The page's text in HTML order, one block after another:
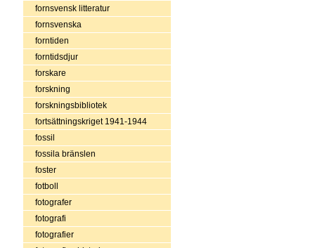
fornsvensk litteratur
fornsvenska
forntiden
forntidsdjur
forskare
forskning
forskningsbibliotek
fortsättningskriget 1941-1944
fossil
fossila bränslen
foster
fotboll
fotografer
fotografi
fotografier